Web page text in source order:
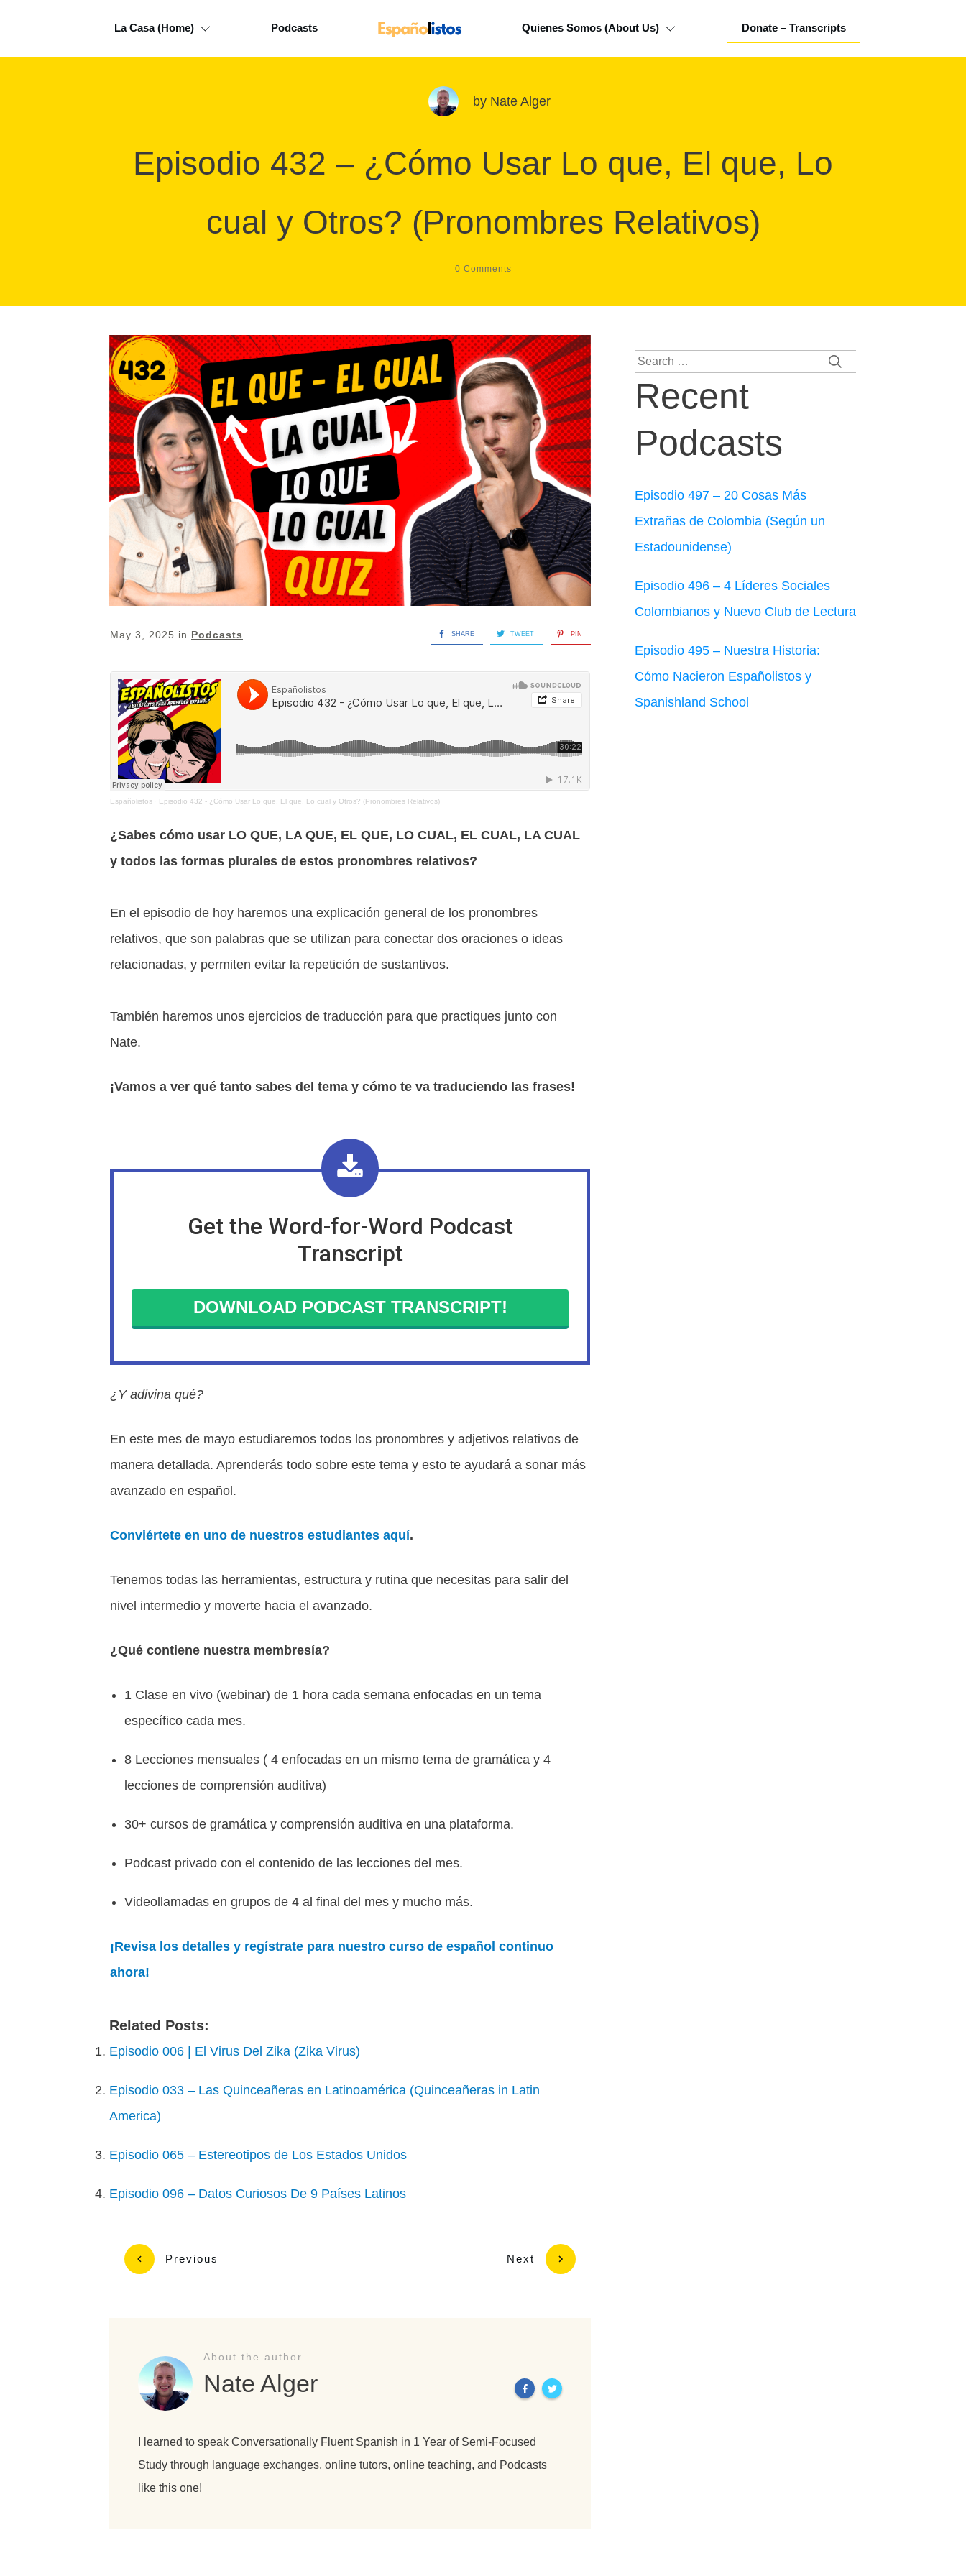
La Casa (Home) Podcasts Quienes Somos (About Us) Donate – Transcripts
by Nate Alger
Episodio 432 – ¿Cómo Usar Lo que, El que, Lo
cual y Otros? (Pronombres Relativos)
0 Comments
May 3, 2025 in Podcasts SHARE TWEET PIN
Españolistos · Episodio 432 - ¿Cómo Usar Lo que, El que, Lo cual y Otros? (Pronombres Relativos)
¿Sabes cómo usar LO QUE, LA QUE, EL QUE, LO CUAL, EL CUAL, LA CUAL
y todos las formas plurales de estos pronombres relativos?
En el episodio de hoy haremos una explicación general de los pronombres
relativos, que son palabras que se utilizan para conectar dos oraciones o ideas
relacionadas, y permiten evitar la repetición de sustantivos.
También haremos unos ejercicios de traducción para que practiques junto con
Nate.
¡Vamos a ver qué tanto sabes del tema y cómo te va traduciendo las frases!
Get the Word-for-Word Podcast
Transcript
DOWNLOAD PODCAST TRANSCRIPT!
¿Y adivina qué?
En este mes de mayo estudiaremos todos los pronombres y adjetivos relativos de
manera detallada. Aprenderás todo sobre este tema y esto te ayudará a sonar más
avanzado en español.
Conviértete en uno de nuestros estudiantes aquí.
Tenemos todas las herramientas, estructura y rutina que necesitas para salir del
nivel intermedio y moverte hacia el avanzado.
¿Qué contiene nuestra membresía?
1 Clase en vivo (webinar) de 1 hora cada semana enfocadas en un tema
específico cada mes.
8 Lecciones mensuales ( 4 enfocadas en un mismo tema de gramática y 4
lecciones de comprensión auditiva)
30+ cursos de gramática y comprensión auditiva en una plataforma.
Podcast privado con el contenido de las lecciones del mes.
Videollamadas en grupos de 4 al final del mes y mucho más.
¡Revisa los detalles y regístrate para nuestro curso de español continuo
ahora!
Related Posts:
Episodio 006 | El Virus Del Zika (Zika Virus)
Episodio 033 – Las Quinceañeras en Latinoamérica (Quinceañeras in Latin
America)
Episodio 065 – Estereotipos de Los Estados Unidos
Episodio 096 – Datos Curiosos De 9 Países Latinos
Previous Next
About the author
Nate Alger
I learned to speak Conversationally Fluent Spanish in 1 Year of Semi-Focused
Study through language exchanges, online tutors, online teaching, and Podcasts
like this one!
Search
for:
Recent
Podcasts
Episodio 497 – 20 Cosas Más
Extrañas de Colombia (Según un
Estadounidense)
Episodio 496 – 4 Líderes Sociales
Colombianos y Nuevo Club de Lectura
Episodio 495 – Nuestra Historia:
Cómo Nacieron Españolistos y
Spanishland School